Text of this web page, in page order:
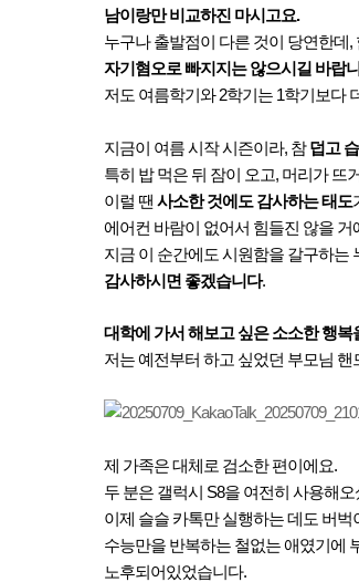
남이랑만 비교하진 마시고요.
누구나 출발점이 다른 것이 당연한데
자기혐오로 빠지지는 않으시길 바랍
저도 여름학기와 2학기는 1학기보다
지금이 여름 시작 시즌이라, 참덥고
특히 밥 먹은 뒤 잠이 오고, 머리가 뜨
이럴 땐 사소한 것에도 감사하는 태도
에어컨 바람이 없어서 힘들진 않을 거
지금 이 순간에도 시원함을 갈구하는
감사하시면 좋겠습니다.
대학에 가서 해보고 싶은 소소한 행복
저는 예전부터 하고 싶었던 부모님
제 가족은 대체로 검소한 편이에요.
두 분은 갤럭시 S8을 여전히 사용해
이제 슬슬 카톡만 실행하는 데도 버
수능만을 반복하는 철없는 애였기에
노후되어있었습니다.